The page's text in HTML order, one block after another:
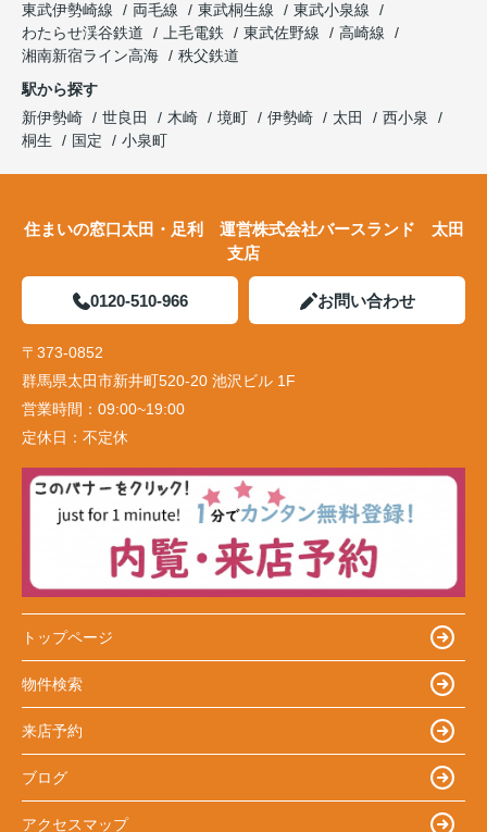
東武伊勢崎線
両毛線 東武桐生線
東武小泉線
わたらせ渓谷鉄道
上毛電鉄 東武佐野線
高崎線
湘南新宿ライン高海
秩父鉄道
駅から探す
新伊勢崎
世良田 木崎 境町 伊勢崎 太田
西小泉
桐生
国定 小泉町
住まいの窓口太田・足利 運営株式会社バースランド 太田
支店
0120-510-966 お問い合わせ
〒373-0852
群馬県太田市新井町520-20 池沢ビル 1F
営業時間： 09:00~19:00
定休日： 不定休
トップページ
物件検索
来店予約
ブログ
アクセスマップ